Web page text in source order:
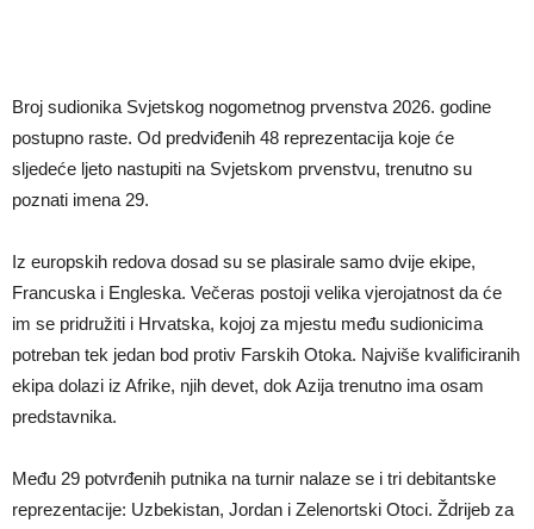
Mesi, znate li ko je drugi?
Broj sudionika Svjetskog nogometnog prvenstva 2026. godine
postupno raste. Od predviđenih 48 reprezentacija koje će
sljedeće ljeto nastupiti na Svjetskom prvenstvu, trenutno su
poznati imena 29.
Iz europskih redova dosad su se plasirale samo dvije ekipe,
Francuska i Engleska. Večeras postoji velika vjerojatnost da će
im se pridružiti i Hrvatska, kojoj za mjestu među sudionicima
potreban tek jedan bod protiv Farskih Otoka. Najviše kvalificiranih
ekipa dolazi iz Afrike, njih devet, dok Azija trenutno ima osam
predstavnika.
Među 29 potvrđenih putnika na turnir nalaze se i tri debitantske
reprezentacije: Uzbekistan, Jordan i Zelenortski Otoci. Ždrijeb za